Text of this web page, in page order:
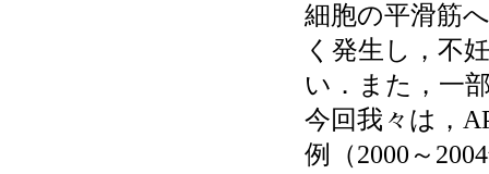
細胞の平滑筋
く発生し，不
い．また，一
今回我々は，
例（2000～